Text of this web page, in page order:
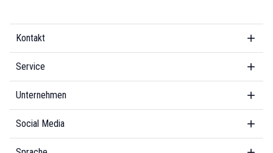
Kontakt
Service
Unternehmen
Social Media